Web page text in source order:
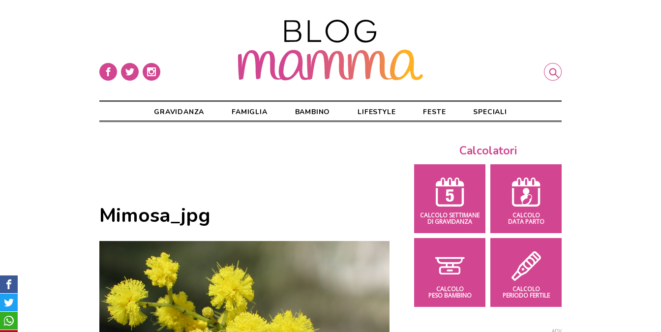
GRAVIDANZA FAMIGLIA BAMBINO LIFESTYLE FESTE SPECIALI
Mimosa_jpg
Calcolatori
CALCOLO SETTIMANE
DI GRAVIDANZA
CALCOLO
DATA PARTO
CALCOLO
PESO BAMBINO
CALCOLO
PERIODO FERTILE